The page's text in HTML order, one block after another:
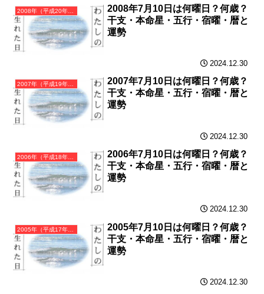
2008年（平成20年）戊子（つちのえね）・子年（ねずみ年）カレンダー（月曜はじまり）
2008年7月10日は何曜日？何歳？
干支・本命星・五行・宿曜・暦と
運勢
2024.12.30
2007年（平成19年）丁亥（ひのとい）・亥年（いのしし年）カレンダー（月曜はじまり）
2007年7月10日は何曜日？何歳？
干支・本命星・五行・宿曜・暦と
運勢
2024.12.30
2006年（平成18年）丙戌（ひのえいぬ）・戌年（いぬ年）カレンダー（月曜はじまり）
2006年7月10日は何曜日？何歳？
干支・本命星・五行・宿曜・暦と
運勢
2024.12.30
2005年（平成17年）乙酉（きのととり）・酉年（とり年）カレンダー（月曜はじまり）
2005年7月10日は何曜日？何歳？
干支・本命星・五行・宿曜・暦と
運勢
2024.12.30